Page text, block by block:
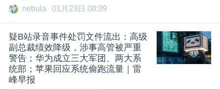
nebula 01月23日 08:39
疑B站录音事件处罚文件流出：高级
副总裁绩效降级，涉事高管被严重
警告；华为成立三大军团、两大系
统部；苹果回应系统偷跑流量｜雷
峰早报